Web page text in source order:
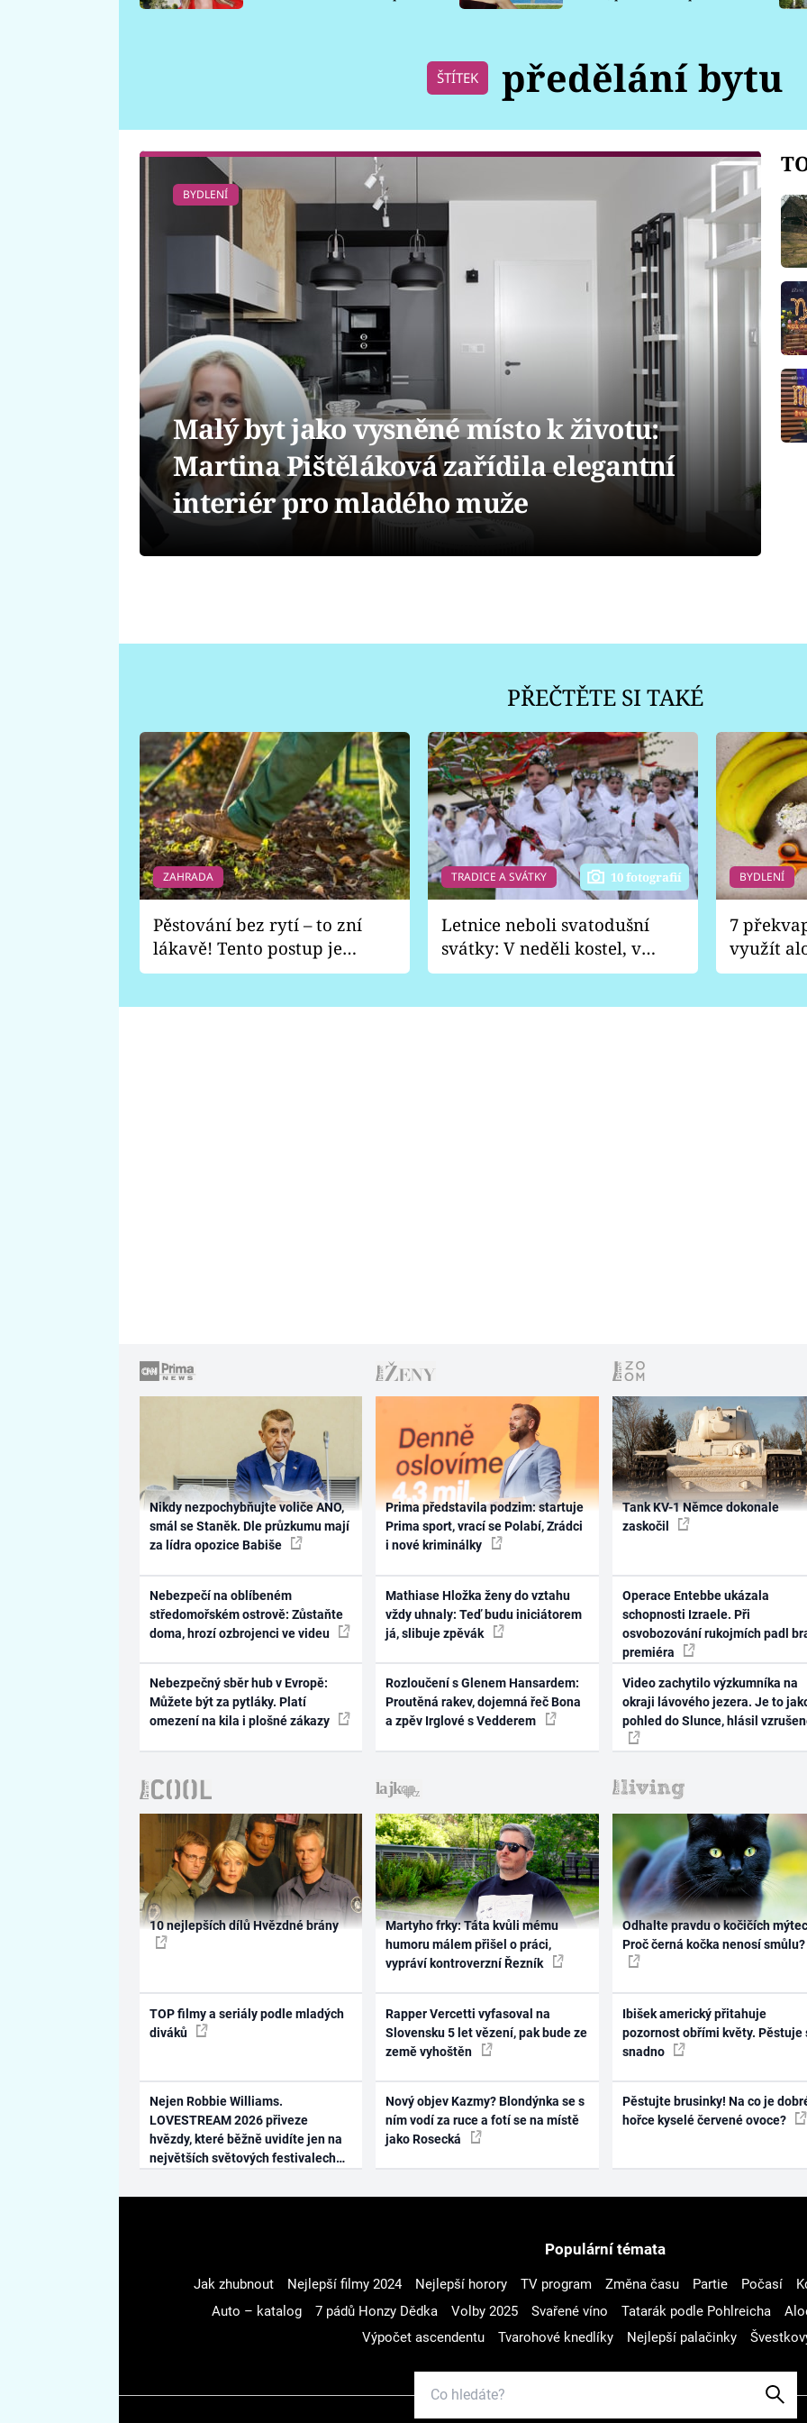
ŠTÍTEK předělání bytu
BYDLENÍ
Malý byt jako vysněné místo k životu:
Martina Pištěláková zařídila elegantní
interiér pro mladého muže
PŘEČTĚTE SI TAKÉ
ZAHRADA
Pěstování bez rytí – to zní
lákavě! Tento postup je
vhodný jen pro některé
TRADICE A SVÁTKY 10 fotografií
Letnice neboli svatodušní
svátky: V neděli kostel, v
pondělí zábava
BYDLENÍ
7
využít
Nikdy nezpochybňujte voliče ANO,
smál se Staněk. Dle průzkumu mají
za lídra opozice Babiše
Nebezpečí na oblíbeném
středomořském ostrově: Zůstaňte
doma, hrozí ozbrojenci ve videu
Nebezpečný sběr hub v Evropě:
Můžete být za pytláky. Platí
omezení na kila i plošné zákazy
Prima představila podzim: startuje
Prima sport, vrací se Polabí, Zrádci
i nové kriminálky
Mathiase Hložka ženy do vztahu
vždy uhnaly: Teď budu iniciátorem
já, slibuje zpěvák
Rozloučení s Glenem Hansardem:
Proutěná rakev, dojemná řeč Bona
a zpěv Irglové s Vedderem
Tank KV-1 Němce dokonale
zaskočil
Operace Entebbe ukázala
schopnosti Izraele. Při
osvobozování rukojmích padl
premiéra
Video zachytilo výzkumníka na
okraji lávového jezera. Je to
pohled do Slunce, hlásil
10 nejlepších dílů Hvězdné brány
TOP filmy a seriály podle mladých
diváků
Nejen Robbie Williams.
LOVESTREAM 2026 přiveze
hvězdy, které běžně uvidíte jen na
největších světových festivalech
Martyho frky: Táta kvůli mému
humoru málem přišel o práci,
vypráví kontroverzní Řezník
Rapper Vercetti vyfasoval na
Slovensku 5 let vězení, pak bude ze
země vyhoštěn
Nový objev Kazmy? Blondýnka se s
ním vodí za ruce a fotí se na místě
jako Rosecká
Odhalte pravdu o kočičích
Proč černá kočka nenosí smůlu?
Ibišek americký přitahuje
pozornost obřími květy. Pěstuje
snadno
Pěstujte brusinky! Na co je
hořce kyselé červené ovoce?
Populární témata
Jak zhubnout Nejlepší filmy 2024 Nejlepší horory TV program Změna času Partie Počasí
Auto – katalog
7 pádů Honzy Dědka Volby 2025 Svařené víno Tatarák podle Pohlreicha
Výpočet ascendentu
Tvarohové knedlíky Nejlepší palačinky